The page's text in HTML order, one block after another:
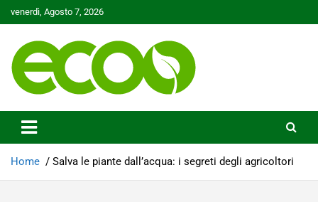
to
venerdì, Agosto 7, 2026
Ecoo.it
Home Salva le piante dall’acqua: i segreti degli agricoltori